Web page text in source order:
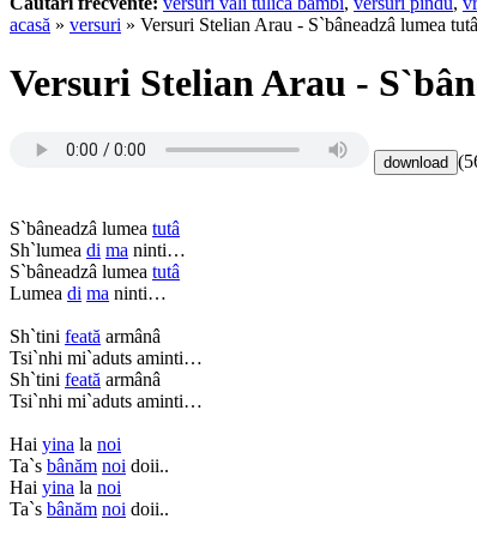
acasă » versuri » Versuri Stelian Arau - S`bâneadzâ lumea tutâ
Versuri Stelian Arau -
S`bâneadzâ lumea tutâ
Sh`lumea di ma ninti…
S`bâneadzâ lumea tutâ
Lumea di ma ninti…
Sh`tini feată armânâ
Tsi`nhi mi`aduts aminti…
Sh`tini feată armânâ
Tsi`nhi mi`aduts aminti…
Hai yina la noi
Ta`s bânăm noi doii..
Hai yina la noi
Ta`s bânăm noi doii..